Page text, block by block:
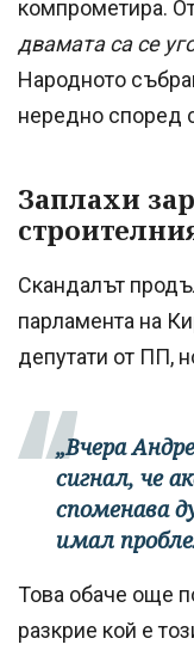
компрометира.
двамата са се
Народното
нередно според
Заплахи
Скандалът
парламента на
депутати от ПП,
„Вчера
сигнал, че
споменава
имал
Това обаче още
разкрие кой е